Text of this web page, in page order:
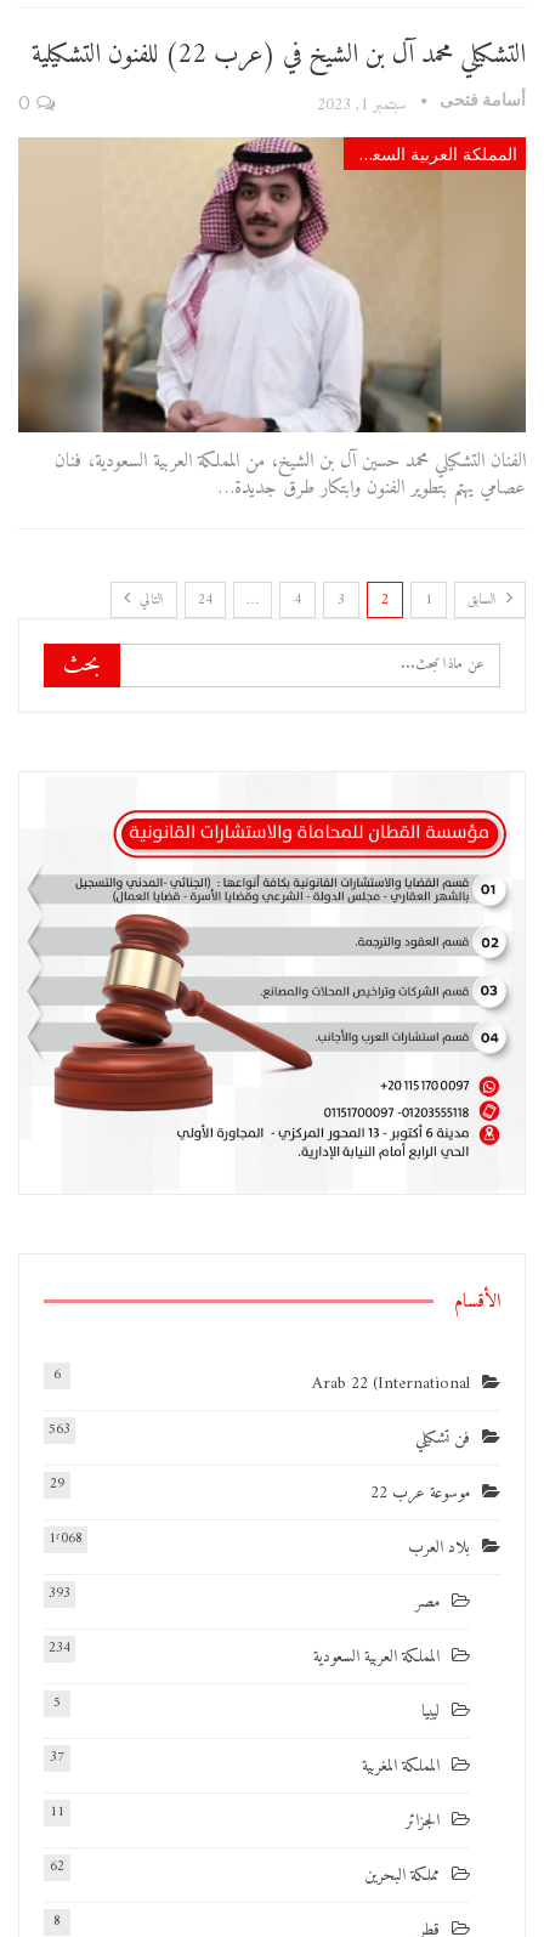
التشكيلي محمد آل بن الشيخ في (عرب 22) للفنون التشكيلية
أسامة فتحى سبتمبر 1, 2023
المملكة العربية السعودية
الفنان التشكيلي محمد حسين آل بن الشيخ، من المملكة العربية السعودية، فنان
عصامي يهتم بتطوير الفنون وابتكار طرق جديدة…
السابق 1
2
3
4
…
24 التالي
الأقسام
Arab 22 (International
6
فن تشكيلي 563
موسوعة عرب 22 29
بلاد العرب 1٬068
مصر 393
المملكة العربية السعودية 234
ليبيا 5
المملكة المغربية 37
الجزائر 11
مملكة البحرين 62
قطر 8